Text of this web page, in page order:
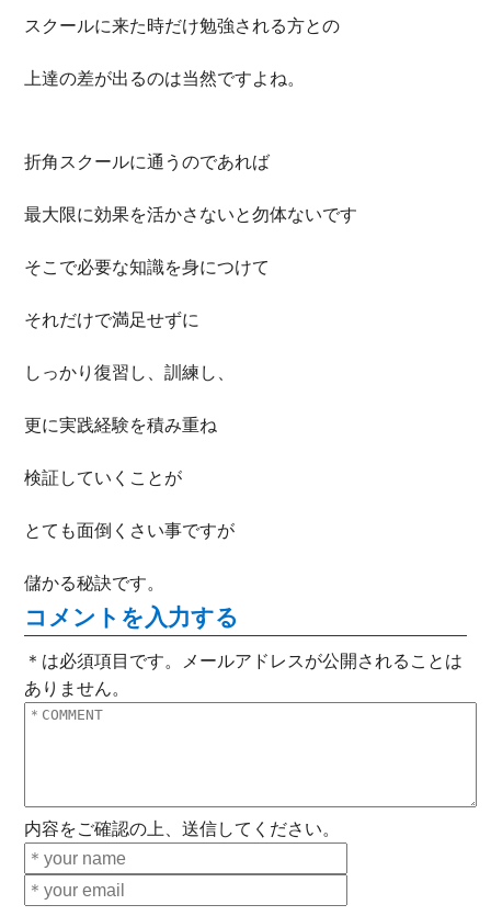
スクールに来た時だけ勉強される方との
上達の差が出るのは当然ですよね。
折角スクールに通うのであれば
最大限に効果を活かさないと勿体ないです
そこで必要な知識を身につけて
それだけで満足せずに
しっかり復習し、訓練し、
更に実践経験を積み重ね
検証していくことが
とても面倒くさい事ですが
儲かる秘訣です。
コメントを入力する
＊は必須項目です。メールアドレスが公開されることは
ありません。
内容をご確認の上、送信してください。